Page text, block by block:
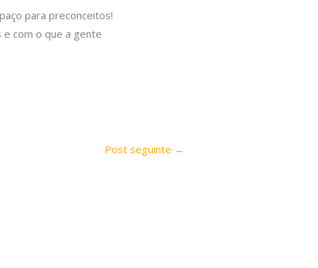
para preconceitos!
com o que a gente
Post seguinte →